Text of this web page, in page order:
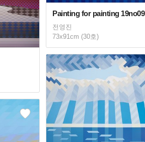
Painting for painting 19no09
전영진
73x91cm (30호)